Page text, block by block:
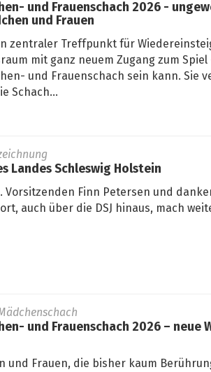
und Frauenschach 2026 -
und Frauen
zentraler Treffpunkt für
mit ganz neuem Zugang zum
und Frauenschach sein kann. Sie
Schach...
Landes Schleswig Holstein
Vorsitzenden Finn Petersen und
auch über die DSJ hinaus, mach
und Frauenschach 2026 – neue
und Frauen, die bisher kaum